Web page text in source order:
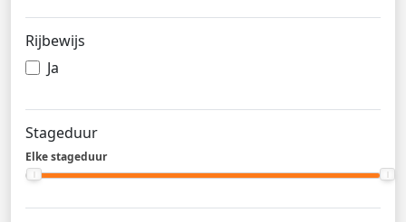
Rijbewijs
Ja
Stageduur
Elke stageduur